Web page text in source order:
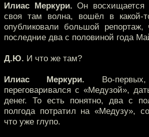
Илиас Меркури. Он восхищается
своя там волна, вошёл в какой-
опубликовали большой
последние два с половиной года
Д.Ю. И что же там?
Илиас Меркури. Во-
переговаривался с «Медузой»,
денег. То есть понятно, два с
полгода потратил на «Медузу»,
что уже глупо.